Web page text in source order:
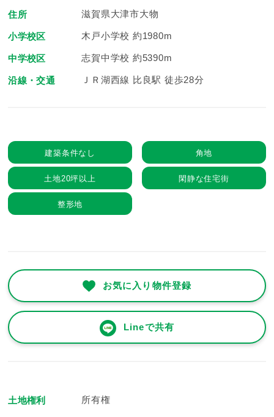
住所 滋賀県大津市大物
小学校区 木戸小学校 約1980m
中学校区 志賀中学校 約5390m
沿線・交通 ＪＲ湖西線 比良駅 徒歩28分
建築条件なし 角地
土地20坪以上 閑静な住宅街
整形地
お気に入り物件登録
Lineで共有
土地権利 所有権